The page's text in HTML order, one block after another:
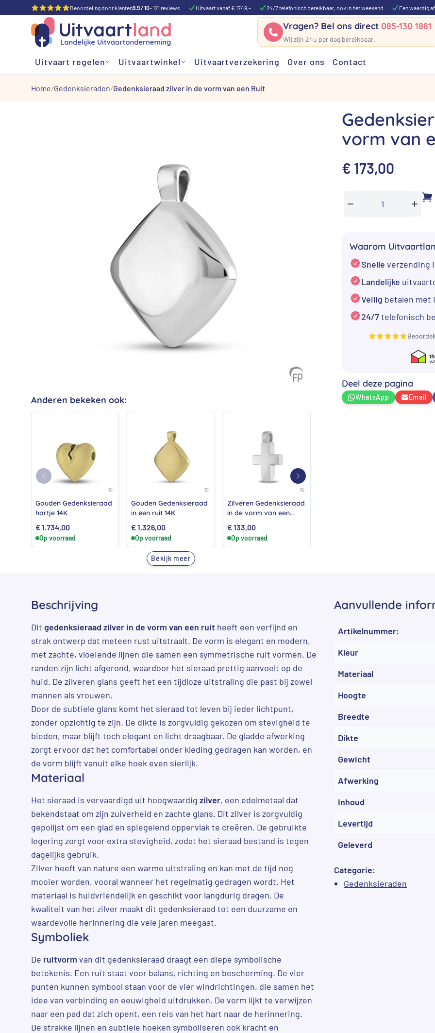
Beoordeling door klanten9.9 / 10- 121 reviews Uitvaart vanaf € 1749,- 24/7 telefonisch bereikbaar, ook in het weekend Een waardig
Vragen? Bel ons direct085-130 1881
Wij zijn 24u per dag bereikbaar.
Uitvaart regelen Uitvaartwinkel Uitvaartverzekering Over ons Contact
Home Gedenksieraden Gedenksieraad zilver in de vorm van een Ruit
Anderen bekeken ook:
Gouden Gedenksieraad
hartje 14K
€1.734,00
Op voorraad
Gouden Gedenksieraad
in een ruit 14K
€1.326,00
Op voorraad
Zilveren Gedenksieraad
in de vorm van een
€133,00
Op voorraad
Bekijk meer
vorm van
€ 173,00
Gedenksieraad
de
vorm
van
een
Ruit
aantal
Waarom
Snelle verzending
Landelijke
Veilig betalen met
24/7telefonisch
Deel deze pagina
WhatsApp Email
Beschrijving
Dit gedenksieraad zilver in de vorm van een ruit heeft een verfijnd en
strak ontwerp dat meteen rust uitstraalt. De vorm is elegant en modern,
met zachte, vloeiende lijnen die samen een symmetrische ruit vormen. De
randen zijn licht afgerond, waardoor het sieraad prettig aanvoelt op de
huid. De zilveren glans geeft het een tijdloze uitstraling die past bij zowel
mannen als vrouwen.
Door de subtiele glans komt het sieraad tot leven bij ieder lichtpunt,
zonder opzichtig te zijn. De dikte is zorgvuldig gekozen om stevigheid te
bieden, maar blijft toch elegant en licht draagbaar. De gladde afwerking
zorgt ervoor dat het comfortabel onder kleding gedragen kan worden, en
de vorm blijft vanuit elke hoek even sierlijk.
Materiaal
Het sieraad is vervaardigd uit hoogwaardig zilver, een edelmetaal dat
bekendstaat om zijn zuiverheid en zachte glans. Dit zilver is zorgvuldig
gepolijst om een glad en spiegelend oppervlak te creëren. De gebruikte
legering zorgt voor extra stevigheid, zodat het sieraad bestand is tegen
dagelijks gebruik.
Zilver heeft van nature een warme uitstraling en kan met de tijd nog
mooier worden, vooral wanneer het regelmatig gedragen wordt. Het
materiaal is huidvriendelijk en geschikt voor langdurig dragen. De
kwaliteit van het zilver maakt dit gedenksieraad tot een duurzame en
waardevolle herinnering die vele jaren meegaat.
Symboliek
De ruitvorm van dit gedenksieraad draagt een diepe symbolische
betekenis. Een ruit staat voor balans, richting en bescherming. De vier
punten kunnen symbool staan voor de vier windrichtingen, die samen het
idee van verbinding en eeuwigheid uitdrukken. De vorm lijkt te verwijzen
naar een pad dat zich opent, een reis van het hart naar de herinnering.
De strakke lijnen en subtiele hoeken symboliseren ook kracht en
Aanvullende
Artikelnummer:
Kleur
Materiaal
Hoogte
Breedte
Dikte
Gewicht
Afwerking
Inhoud
Levertijd
Geleverd
Categorie:
Gedenksieraden